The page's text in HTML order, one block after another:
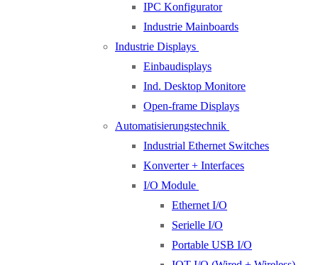
IPC Konfigurator
Industrie Mainboards
Industrie Displays
Einbaudisplays
Ind. Desktop Monitore
Open-frame Displays
Automatisierungstechnik
Industrial Ethernet Switches
Konverter + Interfaces
I/O Module
Ethernet I/O
Serielle I/O
Portable USB I/O